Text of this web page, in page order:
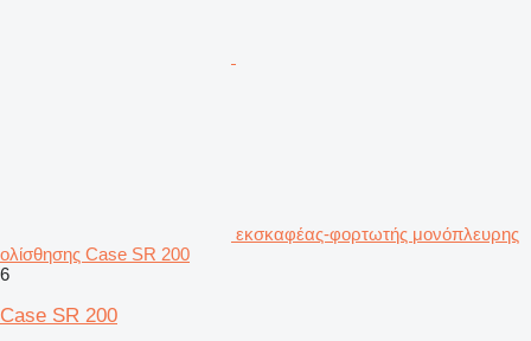
εκσκαφέας-φορτωτής μονόπλευρης
ολίσθησης Case SR 200
6
Case SR 200